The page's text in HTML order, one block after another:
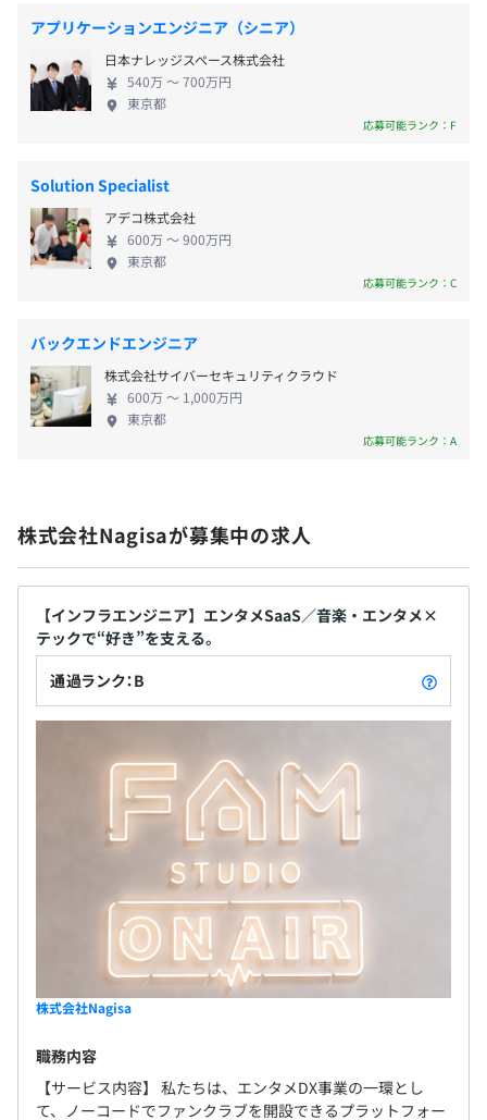
プレイは会社負担。対象商品はそのつど申請・承認しま
す）
・タスク単位での毎週リリースに加えて、お客様からの要
望、急ぎの修正等あれば随時リリースをおこないます。
・毎日、エンジニアチーム朝定例をおこない、タスクの確
認や相談事項の話をします。
・基本的にタスクに落とし込む段階でエンジニアの方でス
す。
【開発環境】
・サーバ：AWSのECS
・Web Server：Caddy
・DB：Aurola、MySQL
・バージョン管理：GitHub
半期ごとに目標設定と振り返りをおこなっています。
評価のベースは実現主義で、"何ができるか" ではなく "何
を重視しています。
全社40名のうち、エンジニア10名で構成されています。
【エンジニアリーダー】36歳
2011年〜 エンジニア（iOSなど）
2022年〜 エンジニアリーダー／PM
・配偶者出産休暇
・住居手当（条件あり）
があります。
社会保険完備（雇用・労災・健康・厚生年金）
関東ITソフトウェア健康保険組合加入
◎健康保険組合の保養施設／スポーツ施設等利用可
無期雇用
3カ月（待遇の変更はありません）
入を得ることにより形成された経済圏のこと）とい
う、世界で11兆円産業にもなる領域において、サー
ビスを提供しています。個人のクリエイターだけでは
なく、芸能事務所に所属する多くのファンをかかえ
る、有名人にもご利用いただいています。 11兆円も
がファンとつながりを継続し、良質なコンテンツを
提供し続けることは簡単なことではないですし、そ
れ以上に収益をあげていくことはさらに難しくなり
ます。 そんな課題を解決するため、また今後より増
えてくると予想される個人のクリエイターにもっと
ます。 現在は、特にファンクラブという形で動画配
信・ライブ配信・毎月課金収益を得ることができる
サブスクリプションといった機能が主に使われてい
ます。当社プラットフォームの管理画面でボタンを
発をおこなっていきたいと考えております。 「推
し」という概念が定着する現代において、当社はフ
ァンクラブの枠を超えた新たなプロダクトを徐々に
リリースし、タレント・クリエイターとファンのつ
ながりをさらに前進することを目指している当社。
エンターテイメントDXの最前線で活躍してくださる
方をお待ちしております！
アプリケーションエンジニア（シニア）
日本ナレッジスペース株式会社
540万 〜 700万円
東京都
応募可能ランク：F
Solution Specialist
アデコ株式会社
600万 〜 900万円
東京都
応募可能ランク：C
バックエンドエンジニア
株式会社サイバーセキュリティクラウド
600万 〜 1,000万円
東京都
応募可能ランク：A
株式会社Nagisaが募集中の求人
【インフラエンジニア】エンタメSaaS／音楽・エンタメ×
テックで“好き”を支える。
通過ランク：B
株式会社Nagisa
職務内容
【サービス内容】 私たちは、エンタメDX事業の一環とし
て、ノーコードでファンクラブを開設できるプラットフォー